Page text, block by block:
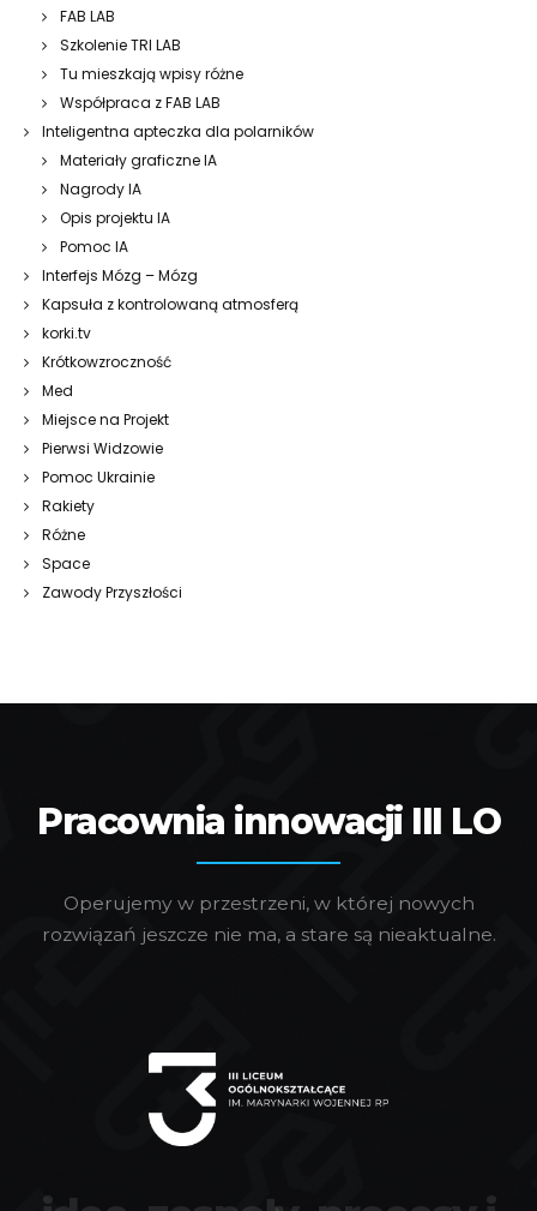
FAB LAB
Szkolenie TRI LAB
Tu mieszkają wpisy różne
Współpraca z FAB LAB
Inteligentna apteczka dla polarników
Materiały graficzne IA
Nagrody IA
Opis projektu IA
Pomoc IA
Interfejs Mózg – Mózg
Kapsuła z kontrolowaną atmosferą
korki.tv
Krótkowzroczność
Med
Miejsce na Projekt
Pierwsi Widzowie
Pomoc Ukrainie
Rakiety
Różne
Space
Zawody Przyszłości
Pracownia innowacji III LO
Operujemy w przestrzeni, w której nowych
rozwiązań jeszcze nie ma, a stare są nieaktualne.